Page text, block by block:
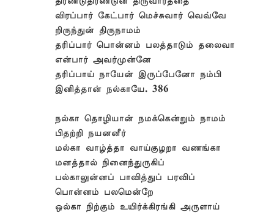
விரப்பார் கேட்பார் மெச்சுவார் வெவ்வே
றிருந்துன் திருநாமம்
தரிப்பார் பொன்னம் பலத்தாடும் தலைவா
என்பார் அவர்முன்னே
தரிப்பாய் நாயேன் இருப்பேனோ நம்பி
இனித்தான் நல்காயே. 386
நல்கா தொழியான் நமக்கென்றும் நாமம்
பிதற்றி நயனனீர்
மல்கா வாழ்த்தா வாய்குழறா வணங்கா
மனத்தால் நினைந்துருகிப்
பல்காலுன்னப் பாவித்துப் பரவிப்
பொன்னம் பலமென்றே
ஒல்கா நிற்கும் உயிர்க்கிரங்கி அருளாய்